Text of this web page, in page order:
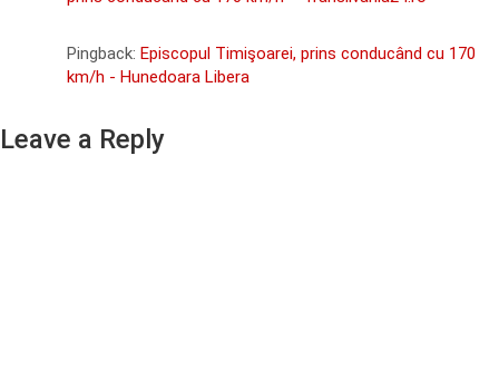
Pingback: Episcopul Timişoarei, prins conducând cu 170
km/h - Hunedoara Libera
Leave a Reply